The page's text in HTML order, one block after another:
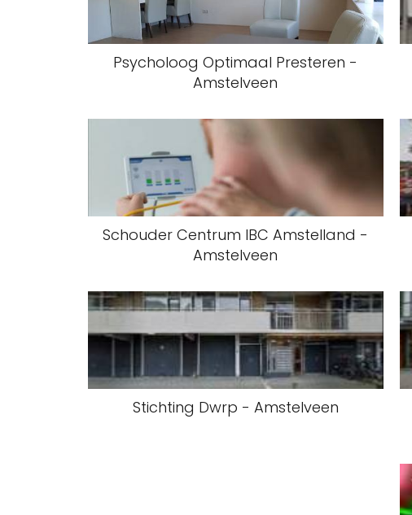
Psycholoog Optimaal Presteren -
Amstelveen
Schouder Centrum IBC Amstelland -
Amstelveen
Stichting Dwrp - Amstelveen